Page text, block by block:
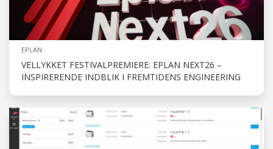
EPLAN
VELLYKKET FESTIVALPREMIERE: EPLAN NEXT26 –
INSPIRERENDE INDBLIK I FREMTIDENS ENGINEERING